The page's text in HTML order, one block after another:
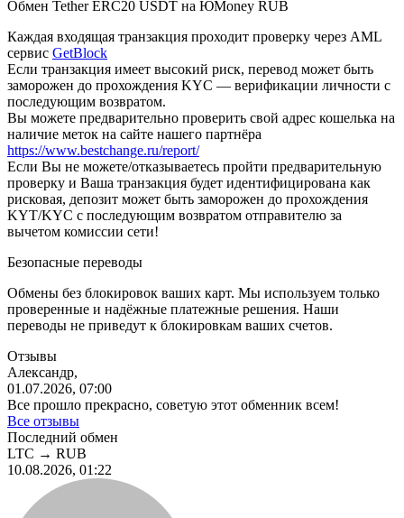
Обмен Tether ERC20 USDT на ЮMoney RUB
Каждая входящая транзакция проходит проверку через AML
сервис GetBlock
Если транзакция имеет высокий риск, перевод может быть
заморожен до прохождения KYC — верификации личности с
последующим возвратом.
Вы можете предварительно проверить свой адрес кошелька на
наличие меток на сайте нашего партнёра
https://www.bestchange.ru/report/
Eсли Вы не можете/отказываетесь пройти предварительную
проверку и Ваша транзакция будет идентифицирована как
рисковая, депозит может быть заморожен до прохождения
KYT/KYC с последующим возвратом отправителю за
вычетом комиссии сети!
Безопасные переводы
Обмены без блокировок ваших карт. Мы используем только
проверенные и надёжные платежные решения. Наши
переводы не приведут к блокировкам ваших счетов.
Отзывы
Александр,
01.07.2026, 07:00
Все прошло прекрасно, советую этот обменник всем!
Все отзывы
Последний обмен
LTC → RUB
10.08.2026, 01:22